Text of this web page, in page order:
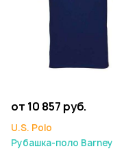
от 10 857 руб.
U.S. Polo
Рубашка-поло Barney